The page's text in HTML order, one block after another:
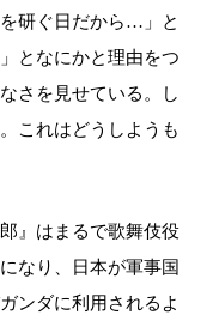
研ぐ日だから…」と
となにかと理由をつ
さを見せている。し
これはどうしようも
』はまるで歌舞伎役
なり、日本が軍事国
ンダに利用されるよ